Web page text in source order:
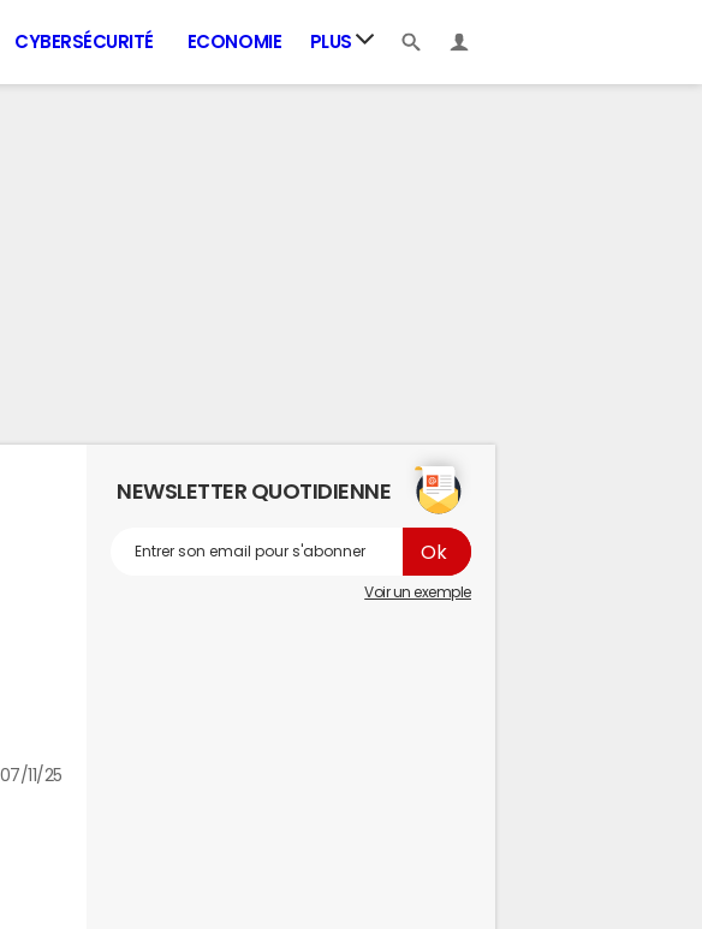
CYBERSÉCURITÉ ECONOMIE PLUS
11/25
NEWSLETTER QUOTIDIENNE
Voir un exemple